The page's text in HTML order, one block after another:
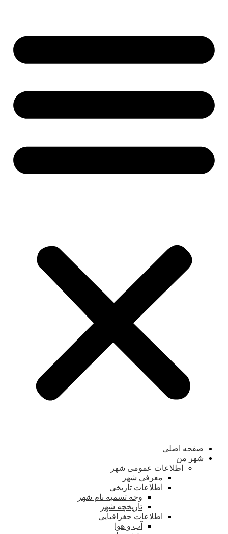
صفحه اصلی
شهر من
اطلاعات عمومی شهر
معرفی شهر
اطلاعات تاریخی
وجه تسمیه نام شهر
تاریخچه شهر
اطلاعات جغرافیایی
آب و هوا